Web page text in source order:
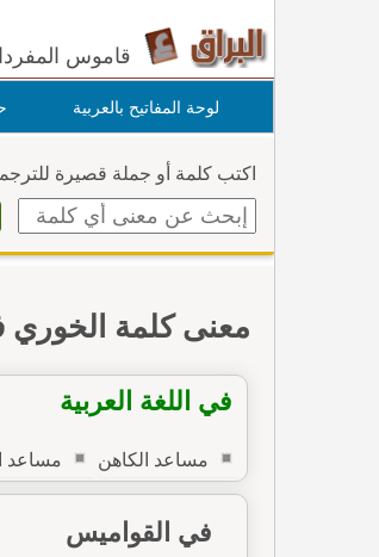
قاموس
لوحة المفاتيح بالعربية
اكتب كلمة أو جملة قصيرة
معنى كلمة
في اللغة العربية
مساعد الكاهن مساعد
في القواميس